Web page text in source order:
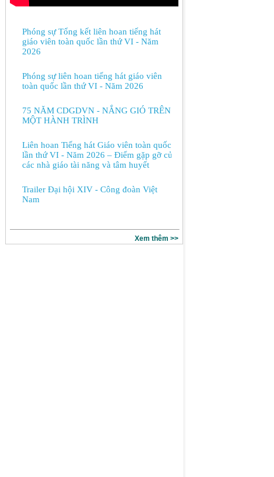
Phóng sự Tổng kết liên hoan tiếng hát
giáo viên toàn quốc lần thứ VI - Năm
2026
Phóng sự liên hoan tiếng hát giáo viên
toàn quốc lần thứ VI - Năm 2026
75 NĂM CDGDVN - NẮNG GIÓ TRÊN
MỘT HÀNH TRÌNH
Liên hoan Tiếng hát Giáo viên toàn quốc
lần thứ VI - Năm 2026 – Điểm gặp gỡ của
các nhà giáo tài năng và tâm huyết
Trailer Đại hội XIV - Công đoàn Việt
Nam
Xem thêm >>